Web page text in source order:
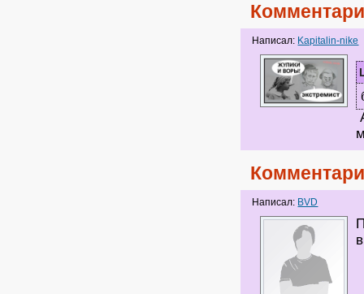
Написал: Kapitalin-nike
Написал: BVD